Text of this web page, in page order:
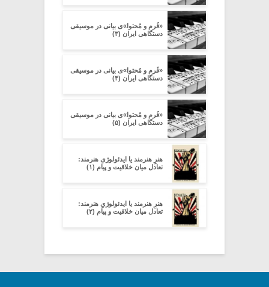
«فُرم و مُحتوا»ی بیانی در موسیقی
دستگاهی ایران (۳)
«فُرم و مُحتوا»ی بیانی در موسیقی
دستگاهی ایران (۴)
«فُرم و مُحتوا»ی بیانی در موسیقی
دستگاهی ایران (۵)
هنرِ هنرمند یا ایدئولوژیِ هنرمند:
تعادل میان خلاقیت و پیام (۱)
هنرِ هنرمند یا ایدئولوژیِ هنرمند:
تعادل میان خلاقیت و پیام (۲)